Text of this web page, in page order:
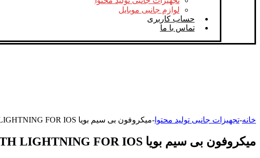
لوازم جانبی موبایل
حساب کاربری
تماس با ما
خانه-تجهیزات جانبی تولید محتوا -میکروفون بی سیم بویا BOYA BY-WM3T2-D2 WITH LIGHTNING FOR IOS دو سال گارانتی تعویض
میکروفون بی سیم بویا BOYA BY-WM3T2-D2 WITH LIGHTNING FOR IOS دو سال گارانتی تعویض